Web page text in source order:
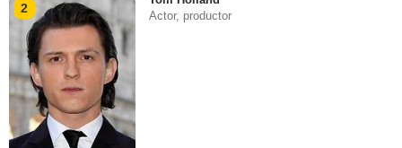
2
Actor, productor